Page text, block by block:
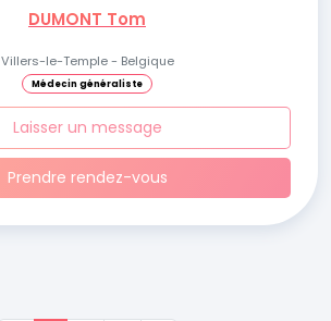
DUMONT Tom
Villers-le-Temple - Belgique
Médecin généraliste
Laisser un message
Prendre rendez-vous